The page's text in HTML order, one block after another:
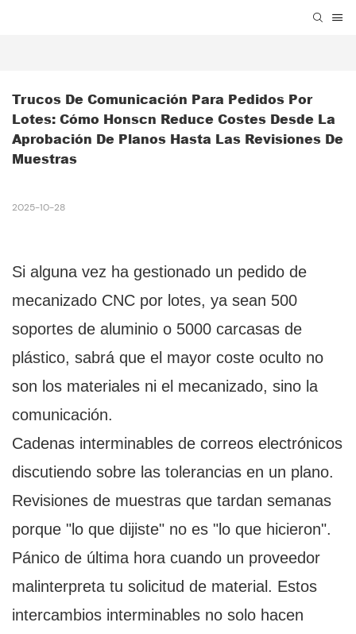
Trucos De Comunicación Para Pedidos Por
Lotes: Cómo Honscn Reduce Costes Desde La
Aprobación De Planos Hasta Las Revisiones De
Muestras
2025-10-28
Si alguna vez ha gestionado un pedido de
mecanizado CNC por lotes, ya sean 500
soportes de aluminio o 5000 carcasas de
plástico, sabrá que el mayor coste oculto no
son los materiales ni el mecanizado, sino la
comunicación.
Cadenas interminables de correos electrónicos
discutiendo sobre las tolerancias en un plano.
Revisiones de muestras que tardan semanas
porque "lo que dijiste" no es "lo que hicieron".
Pánico de última hora cuando un proveedor
malinterpreta tu solicitud de material. Estos
intercambios interminables no solo hacen